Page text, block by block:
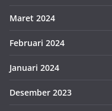
Maret 2024
Februari 2024
Januari 2024
Desember 2023